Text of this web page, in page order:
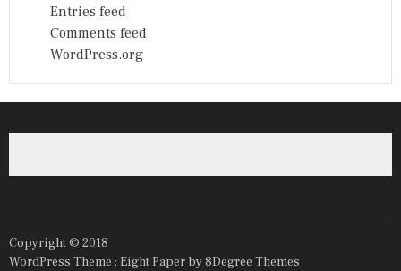
Entries feed
Comments feed
WordPress.org
Copyright © 2018
WordPress Theme : Eight Paper by 8Degree Themes